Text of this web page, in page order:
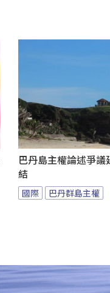
巴丹島主權論述爭議
結
國際 巴丹群島主權